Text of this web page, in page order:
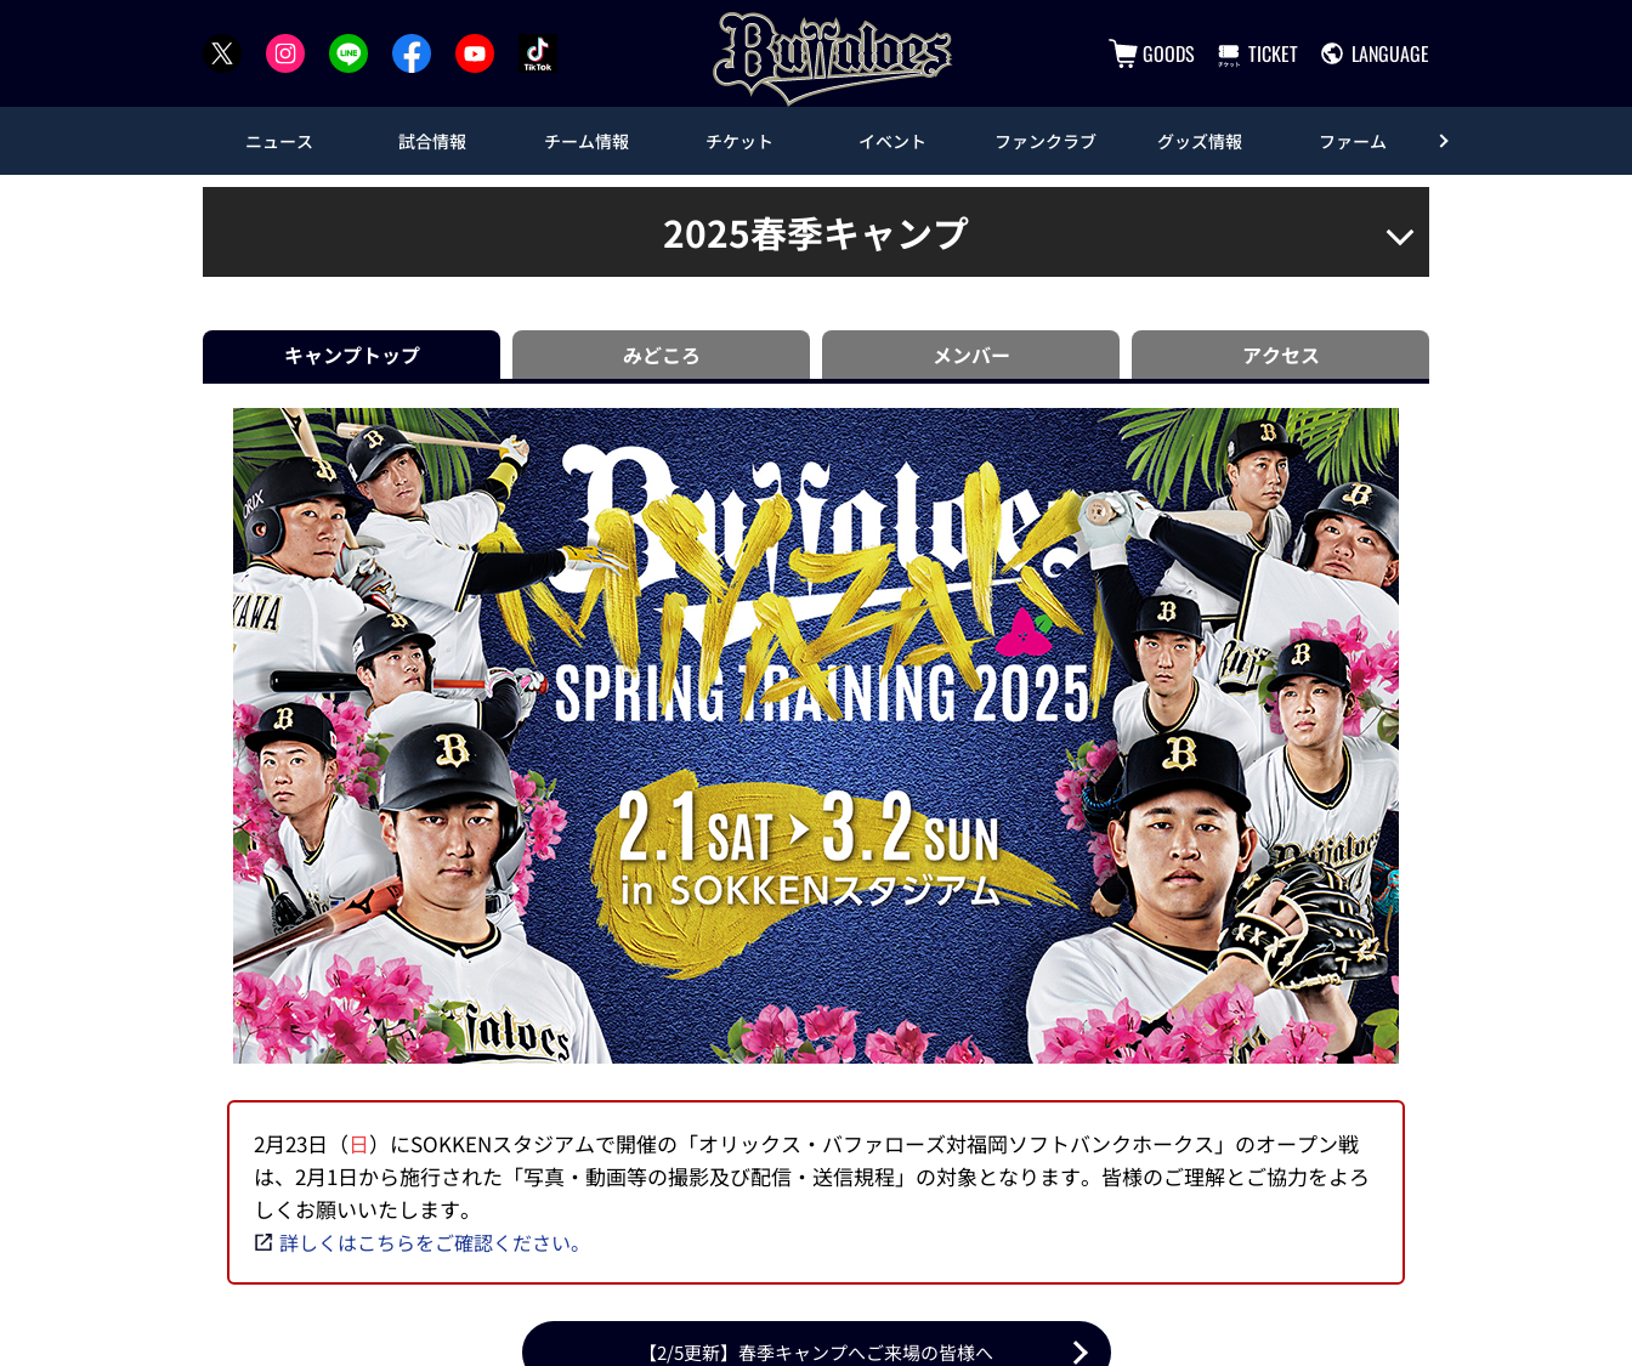
GOODS TICKET LANGUAGE
ニュース 試合情報 チーム情報 チケット イベント ファンクラブ グッズ情報 ファーム
2025春季キャンプ
キャンプトップ みどころ メンバー アクセス
2月23日（日）にSOKKENスタジアムで開催の「オリックス・バファローズ対福岡ソフトバンクホークス」のオープン戦
は、2月1日から施行された「写真・動画等の撮影及び配信・送信規程」の対象となります。皆様のご理解とご協力をよろ
しくお願いいたします。
詳しくはこちらをご確認ください。
【2/5更新】春季キャンプへご来場の皆様へ